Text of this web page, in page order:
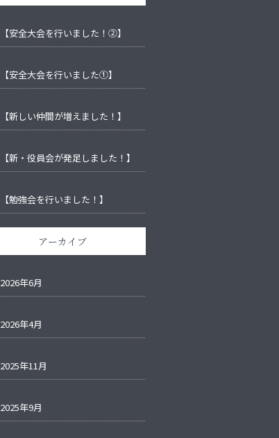
【安全大会を行いました！②】
【安全大会を行いました①】
【新しい仲間が増えました！】
【新・役員会が発足しました！】
【勉強会を行いました！】
アーカイブ
2026年6月
2026年4月
2025年11月
2025年9月